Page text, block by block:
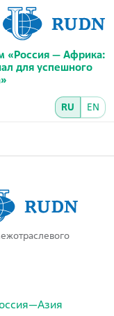
— Африка:
для успешного
RU EN